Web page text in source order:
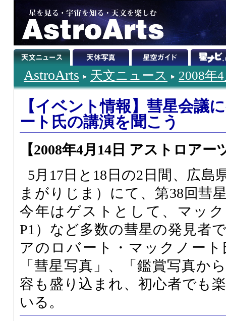
AstroArts 天文ニュース 2008年
【イベント情報】彗星会議
ート氏の講演を聞こう
【2008年4月14日 アストロアー
5月17日と18日の2日間、広島
まがりじま）にて、第38回彗
今年はゲストとして、マック
P1）など多数の彗星の発見者
アのロバート・マックノー
「彗星写真」、「鑑賞写真か
容も盛り込まれ、初心者でも
いる。